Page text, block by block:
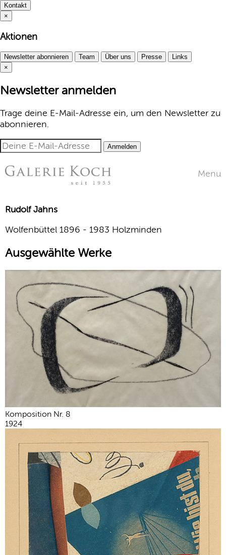
Kontakt
×
Aktionen
Newsletter abonnieren Team Über uns Presse
Links
×
Newsletter anmelden
Trage deine E-Mail-Adresse ein, um den Newsletter zu
abonnieren.
Anmelden
Menu
Rudolf Jahns
Wolfenbüttel 1896 - 1983 Holzminden
Ausgewählte Werke
Komposition Nr. 8
1924